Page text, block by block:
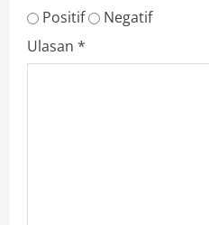
Positif
Negatif
Ulasan *